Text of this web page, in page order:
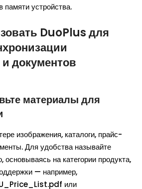
устройства.
DuoPlus для
документов
материалы для
изображения, каталоги, прайс-
Для удобства называйте
на категории продукта,
— например,
или